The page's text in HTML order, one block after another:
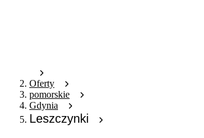
Oferty
pomorskie
Gdynia
Leszczynki